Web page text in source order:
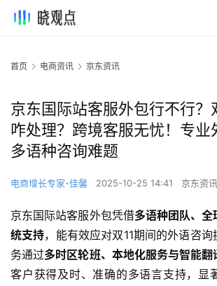
首页 电商资讯 京东资讯
京东国际站客服外包行不行？
咋处理？跨境客服无忧！专业
多语种咨询难题
电商增长专家-佳馨 2025-10-25 14:41 京东资讯
京东国际站客服外包凭借多语种团队、全
统支持，能有效应对双11期间的外语咨
务通过多时区轮班、本地化服务与智能翻
客户获得及时、准确的多语言支持，显